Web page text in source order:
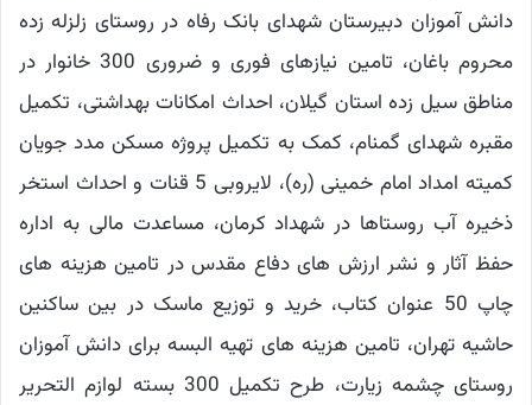
دانش آموزان دبیرستان شهدای بانک رفاه در روستای زلزله زده
محروم باغان، تامین نیازهای فوری و ضروری 300 خانوار در
مناطق سیل زده استان گیلان، احداث امکانات بهداشتی، تکمیل
مقبره شهدای گمنام، کمک به تکمیل پروژه مسکن مدد جویان
کمیته امداد امام خمینی (ره)، لایروبی 5 قنات و احداث استخر
ذخیره آب روستاها در شهداد کرمان، مساعدت مالی به اداره
حفظ آثار و نشر ارزش های دفاع مقدس در تامین هزینه های
چاپ 50 عنوان کتاب، خرید و توزیع ماسک در بین ساکنین
حاشیه تهران، تامین هزینه های تهیه البسه برای دانش آموزان
روستای چشمه زیارت، طرح تکمیل 300 بسته لوازم التحریر